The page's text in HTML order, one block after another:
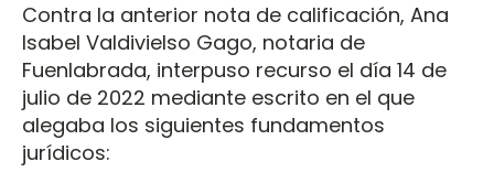
Contra la anterior nota de calificación, Ana
Isabel Valdivielso Gago, notaria de
Fuenlabrada, interpuso recurso el día 14 de
julio de 2022 mediante escrito en el que
alegaba los siguientes fundamentos
jurídicos: